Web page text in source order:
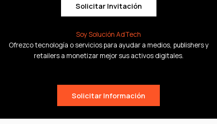
Solicitar Invitación
Soy Solución AdTech
Ofrezco tecnología o servicios para ayudar a medios, publishers y
retailers a monetizar mejor sus activos digitales.
Solicitar Información